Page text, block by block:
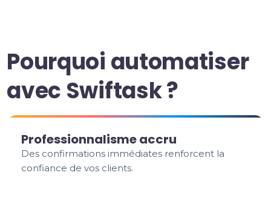
Pourquoi automatiser
avec Swiftask ?
Professionnalisme accru
Des confirmations immédiates renforcent la
confiance de vos clients.